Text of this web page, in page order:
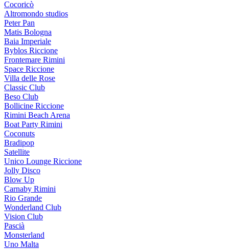
Cocoricò
Altromondo studios
Peter Pan
Matis Bologna
Baia Imperiale
Byblos Riccione
Frontemare Rimini
Space Riccione
Villa delle Rose
Classic Club
Beso Club
Bollicine Riccione
Rimini Beach Arena
Boat Party Rimini
Coconuts
Bradipop
Satellite
Unico Lounge Riccione
Jolly Disco
Blow Up
Carnaby Rimini
Rio Grande
Wonderland Club
Vision Club
Pascià
Monsterland
Uno Malta